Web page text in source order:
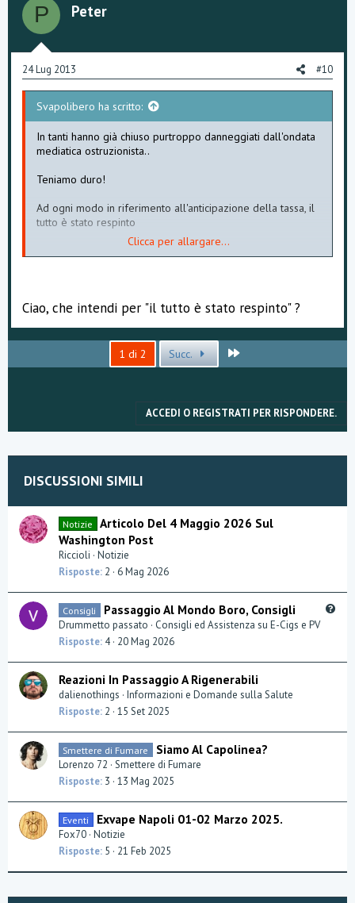
P Peter
24 Lug 2013 #10
Svapolibero ha scritto:
In tanti hanno già chiuso purtroppo danneggiati dall'ondata
mediatica ostruzionista..
Teniamo duro!
Ad ogni modo in riferimento all'anticipazione della tassa, il
tutto è stato respinto
2014
Clicca per allargare...
Ciao, che intendi per "il tutto è stato respinto" ?
1 di 2 Succ.
ACCEDI O REGISTRATI PER RISPONDERE.
DISCUSSIONI SIMILI
Notizie
Articolo Del 4 Maggio 2026 Sul
Washington Post
Riccioli Notizie
Risposte 2 6 Mag 2026
Consigli Passaggio Al Mondo Boro, Consigli
Drummetto passato
Consigli ed Assistenza su E-Cigs e PV
Risposte 4 20 Mag 2026
Reazioni In Passaggio A Rigenerabili
dalienothings Informazioni e Domande sulla Salute
Risposte 2 15 Set 2025
Smettere di Fumare Siamo Al Capolinea?
Lorenzo 72 Smettere di Fumare
Risposte 3 13 Mag 2025
Eventi Exvape Napoli 01-02 Marzo 2025.
Fox70 Notizie
Risposte 5 21 Feb 2025